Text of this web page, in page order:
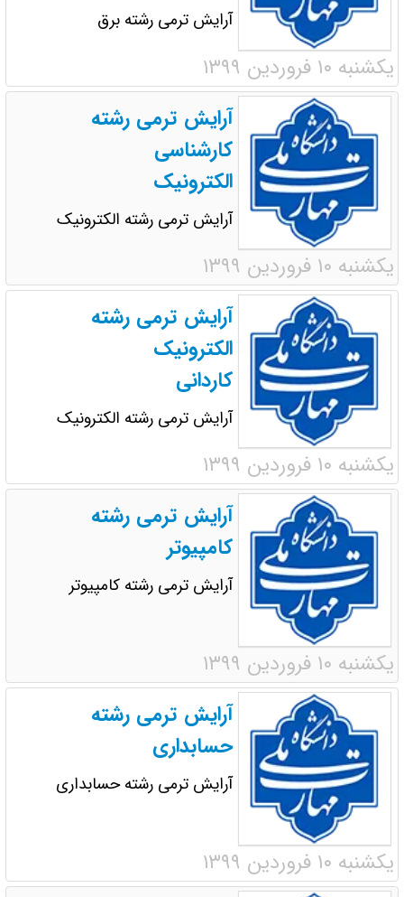
آرایش ترمی رشته برق
یکشنبه ۱۰ فروردین ۱۳۹۹
آرایش ترمی رشته
کارشناسی
الکترونیک
آرایش ترمی رشته الکترونیک
یکشنبه ۱۰ فروردین ۱۳۹۹
آرایش ترمی رشته
الکترونیک
کاردانی
آرایش ترمی رشته الکترونیک
یکشنبه ۱۰ فروردین ۱۳۹۹
آرایش ترمی رشته
کامپیوتر
آرایش ترمی رشته کامپیوتر
یکشنبه ۱۰ فروردین ۱۳۹۹
آرایش ترمی رشته
حسابداری
آرایش ترمی رشته حسابداری
یکشنبه ۱۰ فروردین ۱۳۹۹